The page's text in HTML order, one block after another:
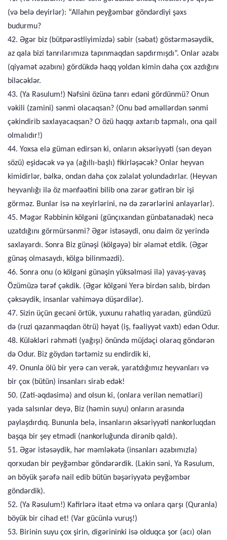
(və belə deyirlər): “Allahın peyğəmbər göndərdiyi şəxs
budurmu?
42. Əgər biz (bütpərəstliyimizdə) səbir (səbat) göstərməsəydik,
az qala bizi tanrılarımıza tapınmaqdan sapdırmışdı”. Onlar əzabı
(qiyamət əzabını) gördükdə haqq yoldan kimin daha çox azdığını
biləcəklər.
43. (Ya Rəsulum!) Nəfsini özünə tanrı edəni gördünmü? Onun
vəkili (zamini) sənmi olacaqsan? (Onu bəd əməllərdən sənmi
çəkindirib saxlayacaqsan? O özü haqqı axtarıb tapmalı, ona qail
olmalıdır!)
44. Yoxsa elə güman edirsən ki, onların əksəriyyəti (sən deyən
sözü) eşidəcək və ya (ağıllı-başlı) fikirləşəcək? Onlar heyvan
kimidirlər, bəlkə, ondan daha çox zəlalət yolundadırlar. (Heyvan
heyvanlığı ilə öz mənfəətini bilib ona zərər gətirən bir işi
görməz. Bunlar isə nə xeyirlərini, nə də zərərlərini anlayarlar).
45. Məgər Rəbbinin kölgəni (günçıxandan günbatanadək) necə
uzatdığını görmürsənmi? Əgər istəsəydi, onu daim öz yerində
saxlayardı. Sonra Biz günəşi (kölgəyə) bir əlamət etdik. (Əgər
günəş olmasaydı, kölgə bilinməzdi).
46. Sonra onu (o kölgəni günəşin yüksəlməsi ilə) yavaş-yavaş
Özümüzə tərəf çəkdik. (Əgər kölgəni Yerə birdən salıb, birdən
çəksəydik, insanlar vahiməyə düşərdilər).
47. Sizin üçün gecəni örtük, yuxunu rahatlıq yaradan, gündüzü
də (ruzi qazanmaqdan ötrü) həyat (iş, fəaliyyət vaxtı) edən Odur.
48. Küləkləri rəhməti (yağışı) önündə müjdəçi olaraq göndərən
də Odur. Biz göydən tərtəmiz su endirdik ki,
49. Onunla ölü bir yerə can verək, yaratdığımız heyvanları və
bir çox (bütün) insanları sirab edək!
50. (Zati-əqdəsimə) and olsun ki, (onlara verilən nemətləri)
yada salsınlar deyə, Biz (həmin suyu) onların arasında
paylaşdırdıq. Bununla belə, insanların əksəriyyəti nankorluqdan
başqa bir şey etmədi (nankorluğunda dirənib qaldı).
51. Əgər istəsəydik, hər məmləkətə (insanları əzabımızla)
qorxudan bir peyğəmbər göndərərdik. (Lakin səni, Ya Rəsulum,
ən böyük şərəfə nail edib bütün bəşəriyyətə peyğəmbər
göndərdik).
52. (Ya Rəsulum!) Kafirlərə itaət etmə və onlara qarşı (Quranla)
böyük bir cihad et! (Var gücünlə vuruş!)
53. Birinin suyu çox şirin, digərininki isə olduqca şor (acı) olan